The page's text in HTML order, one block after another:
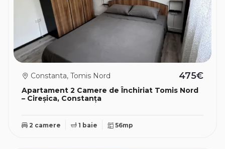
Apartament 2 Camere de Închiriat Tomis Nord
– Cireșica, Constanța
Constanta, Tomis Nord 475€
2 camere 1 baie 56mp